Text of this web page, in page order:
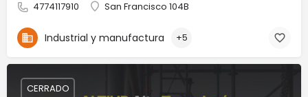
4774117910 San Francisco 104B
Industrial y manufactura +5
CERRADO